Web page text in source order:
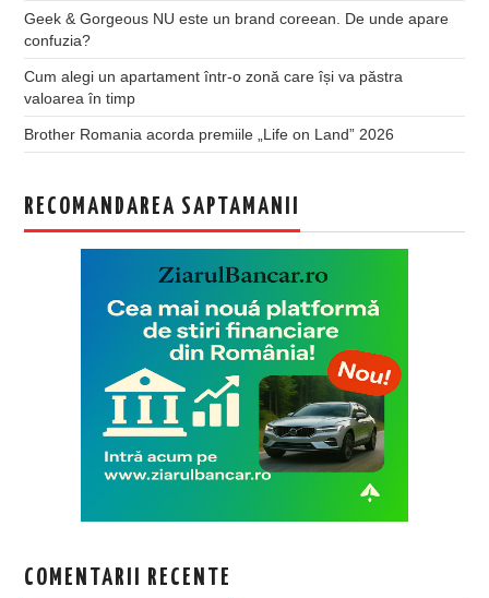
Geek & Gorgeous NU este un brand coreean. De unde apare
confuzia?
Cum alegi un apartament într-o zonă care își va păstra
valoarea în timp
Brother Romania acorda premiile „Life on Land” 2026
RECOMANDAREA SAPTAMANII
COMENTARII RECENTE